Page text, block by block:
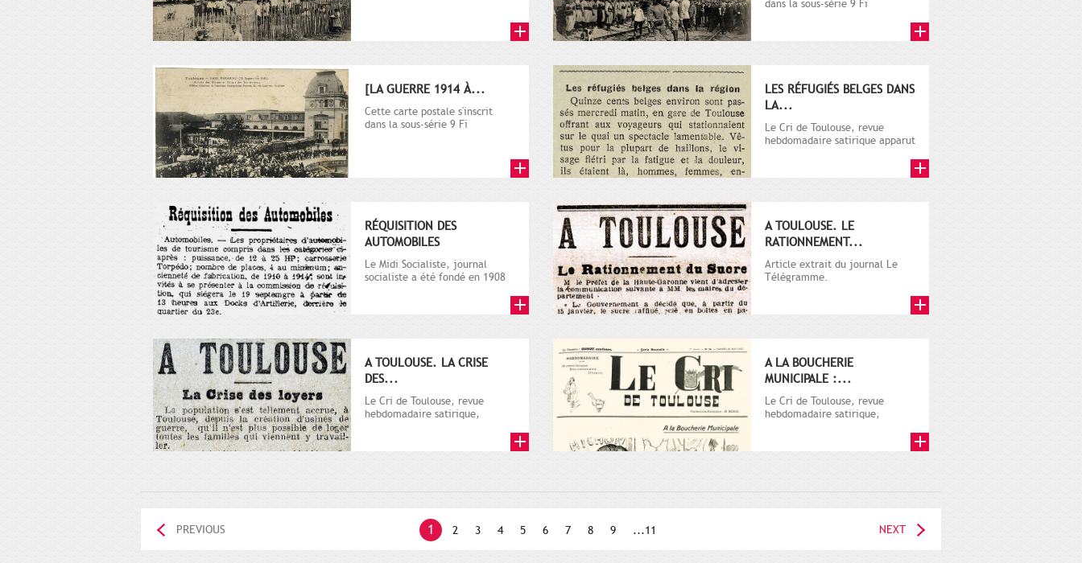
dans la sous-série 9 Fi
[LA GUERRE 1914 À...
Cette carte postale s'inscrit
dans la sous-série 9 Fi
LES RÉFUGIÉS BELGES DANS
LA...
Le Cri de Toulouse, revue
hebdomadaire satirique apparut
RÉQUISITION DES
AUTOMOBILES
Le Midi Socialiste, journal
socialiste a été fondé en 1908
A TOULOUSE. LE
RATIONNEMENT...
Article extrait du journal Le
Télégramme.
A TOULOUSE. LA CRISE
DES...
Le Cri de Toulouse, revue
hebdomadaire satirique,
A LA BOUCHERIE
MUNICIPALE :...
Le Cri de Toulouse, revue
hebdomadaire satirique,
1 2 3 4 5 6 7 8 9 ...11
PREVIOUS NEXT